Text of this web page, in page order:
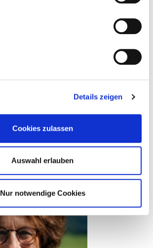
Details zeigen
Cookies zulassen
Auswahl erlauben
Nur notwendige Cookies
Barbara Laböck
Dritte Bürgermeisterin